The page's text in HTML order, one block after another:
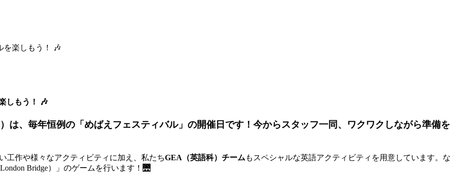
を楽しもう！ 🎶
しもう！ 🎶
は、毎年恒例の「めばえフェスティバル」の開催日です！今からスタッフ一同、ワクワクしながら準備を
工作や様々なアクティビティに加え、私たちGEA（英語科）チーム もスペシャルな英語アクティビティを用意しています。な
Bridge）」のゲームを行います！🌉